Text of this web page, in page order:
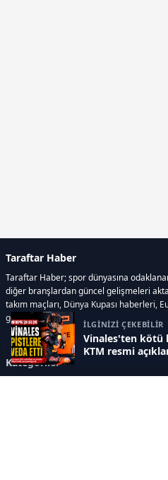
İLGİNİZİ ÇEKEBİLİR
Vinales'ten kötü
KTM resmi
Taraftar Haber
Taraftar Haber; spor dünyasına
diğer branşlardan güncel gelişmeleri
takım maçları, Dünya Kupası haberleri,
gelişmeleri, sporcuların biyografileri,
Kategoriler